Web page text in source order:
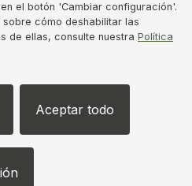
en ventana
en ventana nueva
Se abre en
YouTube
el botón 'Cambiar configuración'.
cómo deshabilitar las
de ellas, consulte nuestra Política
Aceptar todo